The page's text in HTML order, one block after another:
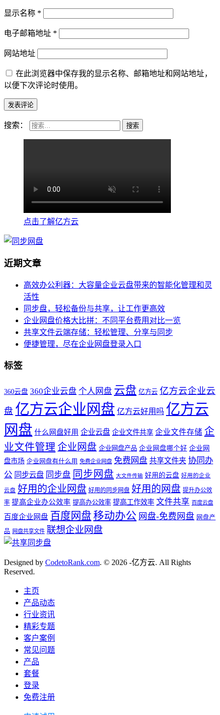
显示名称 *
电子邮箱地址 *
网站地址
在此浏览器中保存我的显示名称、邮箱地址和网站地址，
以便下次评论时使用。
搜索：
点击了解亿方云
近期文章
高效办公利器：大容量企业云盘带来的智能化管理和灵
活性
同步盘，轻松备份与共享，让工作更高效
企业网盘价格大比拼：不同平台费用对比一览
共享文件云端存储：轻松管理、分享与同步
便捷管理，尽在企业网盘登录入口
标签
360云盘 360企业云盘 个人网盘 云盘 亿方云 亿方云企业云
盘 亿方云企业网盘 亿方云好用吗 亿方云
网盘 什么网盘好用 企业云盘 企业文件共享 企业文件存储 企
业文件管理 企业网盘 企业网盘产品 企业网盘哪个好 企业网
盘市场 企业网盘有什么用 免费企业网盘 免费网盘 共享文件夹 协同办
公 同步云盘 同步盘 同步网盘 大文件传输 好用的云盘 好用的企业
云盘 好用的企业网盘 好用的同步网盘 好用的网盘 提升办公效
率 提高企业办公效率 提高办公效率 提高工作效率 文件共享 百度云盘
百度企业网盘 百度网盘 移动办公 网盘-免费网盘 网盘产
品 网盘共享文件 联想企业网盘
Designed by CodetoRank.com. © 2026 -亿方云. All Rights
Reserved.
主页
产品动态
行业资讯
精彩专题
客户案例
常见问题
产品
套餐
登录
免费注册